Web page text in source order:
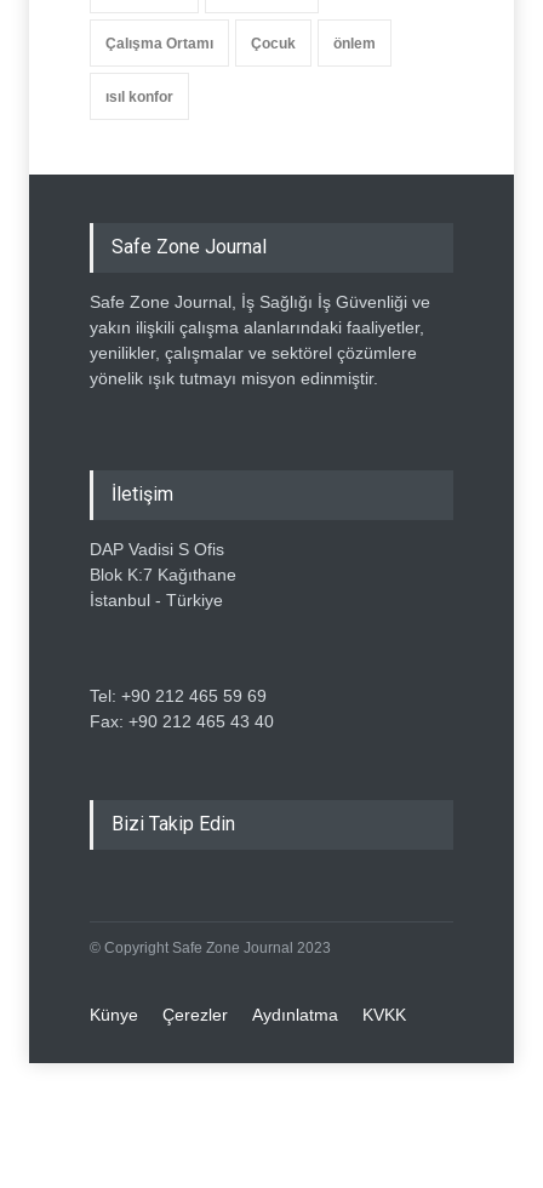
Çalışma Ortamı Çocuk önlem
ısıl konfor
Safe Zone Journal
Safe Zone Journal, İş Sağlığı İş Güvenliği ve
yakın ilişkili çalışma alanlarındaki faaliyetler,
yenilikler, çalışmalar ve sektörel çözümlere
yönelik ışık tutmayı misyon edinmiştir.
İletişim
DAP Vadisi S Ofis
Blok K:7 Kağıthane
İstanbul - Türkiye
Tel: +90 212 465 59 69
Fax: +90 212 465 43 40
Bizi Takip Edin
© Copyright Safe Zone Journal 2023
Künye Çerezler Aydınlatma KVKK